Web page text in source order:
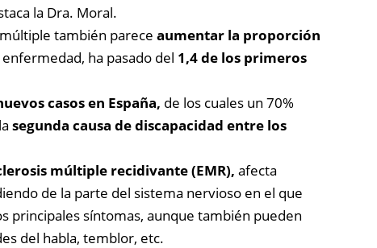
la Dra. Moral.
también parece aumentar la proporción
ha pasado del 1,4 de los primeros
casos en España, de los cuales un 70%
segunda causa de discapacidad entre los
múltiple recidivante (EMR), afecta
de la parte del sistema nervioso en el que
principales síntomas, aunque también pueden
del habla, temblor, etc.